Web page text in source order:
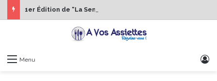
Menu